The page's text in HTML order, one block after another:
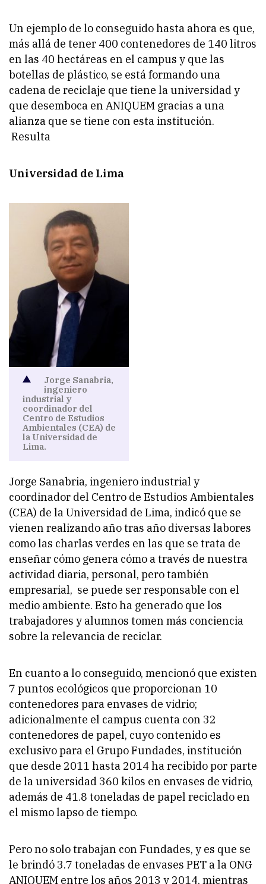
Un ejemplo de lo conseguido hasta ahora es que,
más allá de tener 400 contenedores de 140 litros
en las 40 hectáreas en el campus y que las
botellas de plástico, se está formando una
cadena de reciclaje que tiene la universidad y
que desemboca en ANIQUEM gracias a una
alianza que se tiene con esta institución.
Resulta
Universidad de Lima
Jorge Sanabria,
ingeniero
industrial y
coordinador del
Centro de Estudios
Ambientales (CEA) de
la Universidad de
Lima.
Jorge Sanabria, ingeniero industrial y
coordinador del Centro de Estudios Ambientales
(CEA) de la Universidad de Lima, indicó que se
vienen realizando año tras año diversas labores
como las charlas verdes en las que se trata de
enseñar cómo genera cómo a través de nuestra
actividad diaria, personal, pero también
empresarial, se puede ser responsable con el
medio ambiente. Esto ha generado que los
trabajadores y alumnos tomen más conciencia
sobre la relevancia de reciclar.
En cuanto a lo conseguido, mencionó que existen
7 puntos ecológicos que proporcionan 10
contenedores para envases de vidrio;
adicionalmente el campus cuenta con 32
contenedores de papel, cuyo contenido es
exclusivo para el Grupo Fundades, institución
que desde 2011 hasta 2014 ha recibido por parte
de la universidad 360 kilos en envases de vidrio,
además de 41.8 toneladas de papel reciclado en
el mismo lapso de tiempo.
Pero no solo trabajan con Fundades, y es que se
le brindó 3.7 toneladas de envases PET a la ONG
ANIQUEM entre los años 2013 y 2014, mientras